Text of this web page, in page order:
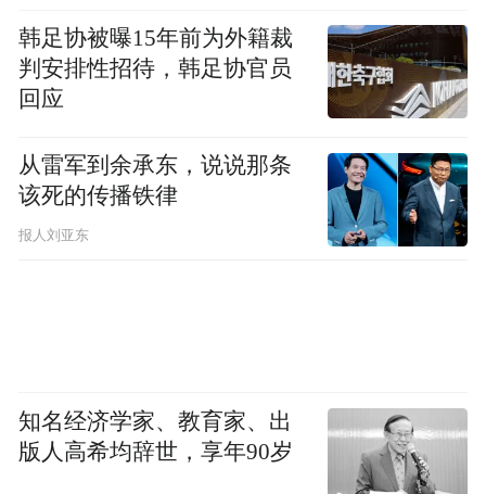
韩足协被曝15年前为外籍裁
判安排性招待，韩足协官员
回应
从雷军到余承东，说说那条
该死的传播铁律
报人刘亚东
知名经济学家、教育家、出
版人高希均辞世，享年90岁